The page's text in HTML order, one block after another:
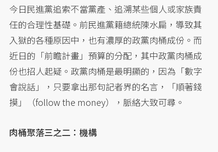
今日民進黨追索不當黨產、追溯某些個人或家族責
任的合理性基礎。前民進黨籍總統陳水扁，導致其
入獄的各種原因中，也有濃厚的政黨肉桶成份。而
近日的「前瞻計畫」預算的分配，其中政黨肉桶成
份也招人起疑。政黨肉桶是最明顯的，因為「數字
會說話」，只要拿出那句記者界的名言，「順著錢
摸」（follow the money），脈絡大致可尋。
肉桶聚落三之二：機構